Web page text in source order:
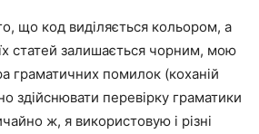
що код виділяється кольором, а
статей залишається чорним, мою
граматичних помилок (коханій
здійснювати перевірку граматики
ж, я використовую і різні